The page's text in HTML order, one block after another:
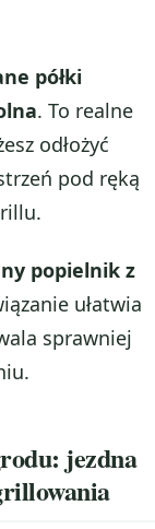
półki
. To realne
odłożyć
pod ręką
popielnik z
ułatwia
sprawniej
jezdna